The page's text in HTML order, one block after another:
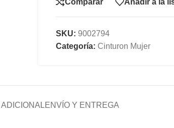
Comparar Añadir a la
SKU: 9002794
Categoría: Cinturon Mujer
ADICIONALENVÍO Y ENTREGA